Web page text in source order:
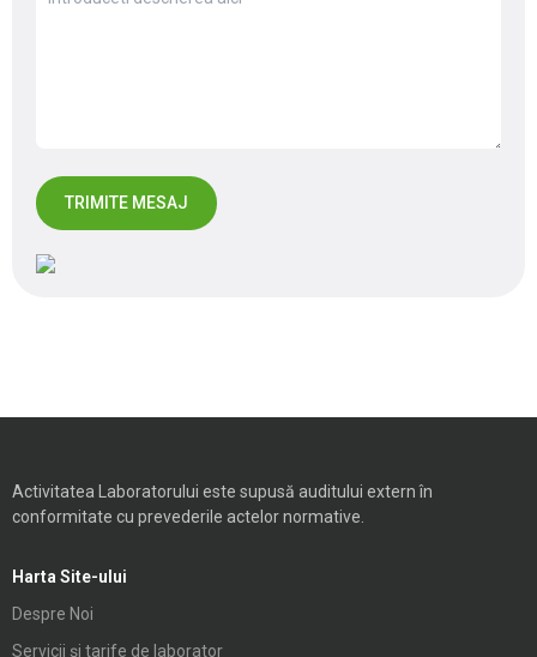
Activitatea Laboratorului este supusă auditului extern în
conformitate cu prevederile actelor normative.
Harta Site-ului
Despre Noi
Servicii și tarife de laborator